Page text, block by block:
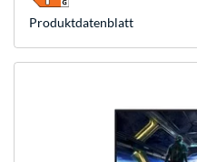
Produkt­datenblatt